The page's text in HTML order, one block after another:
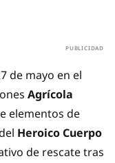
de mayo en el
Agrícola
elementos de
Heroico Cuerpo
de rescate tras